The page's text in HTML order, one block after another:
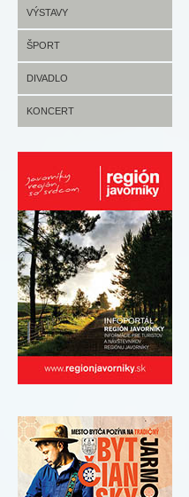
VÝSTAVY
ŠPORT
DIVADLO
KONCERT